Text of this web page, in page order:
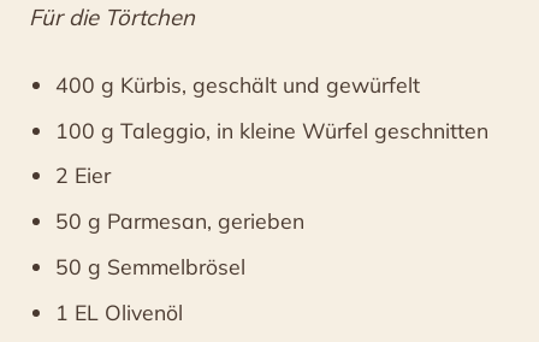
Für die Törtchen
400 g Kürbis, geschält und gewürfelt
100 g Taleggio, in kleine Würfel geschnitten
2 Eier
50 g Parmesan, gerieben
50 g Semmelbrösel
1 EL Olivenöl